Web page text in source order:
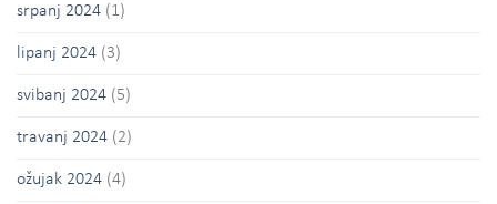
srpanj 2024 (1)
lipanj 2024 (3)
svibanj 2024 (5)
travanj 2024 (2)
ožujak 2024 (4)